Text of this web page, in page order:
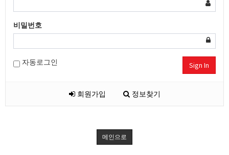
비밀번호
자동로그인 Sign In
회원가입 정보찾기
메인으로